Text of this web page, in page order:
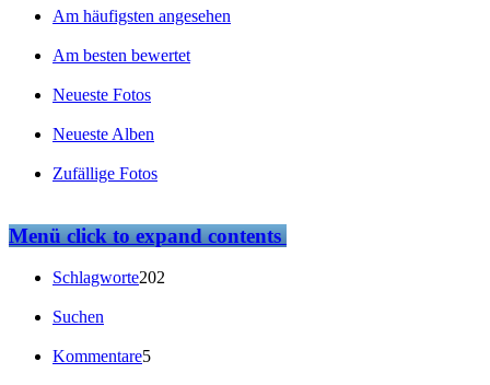
Am häufigsten angesehen
Am besten bewertet
Neueste Fotos
Neueste Alben
Zufällige Fotos
Menüclick to expand contents
Schlagworte202
Suchen
Kommentare5